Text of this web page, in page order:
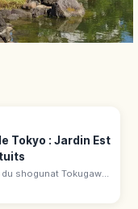
Tokyo : Jardin Est
shogunat Tokugawa
en 1869. Jardins de
gratuitement à 15